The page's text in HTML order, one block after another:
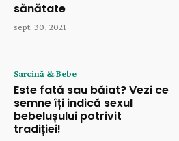
sănătate
sept. 30, 2021
Sarcină & Bebe
Este fată sau băiat? Vezi ce
semne îți indică sexul
bebelușului potrivit
tradiției!